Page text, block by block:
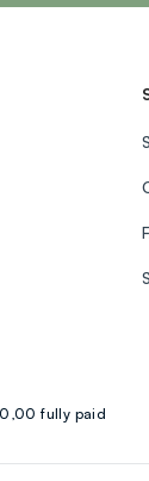
fully paid